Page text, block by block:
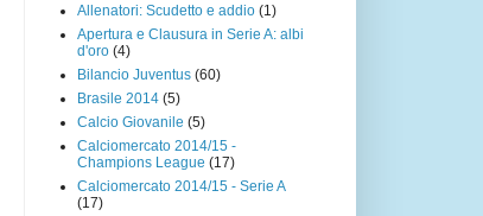
Allenatori: Scudetto e addio (1)
Apertura e Clausura in Serie A: albi
d'oro (4)
Bilancio Juventus (60)
Brasile 2014 (5)
Calcio Giovanile (5)
Calciomercato 2014/15 -
Champions League (17)
Calciomercato 2014/15 - Serie A
(17)